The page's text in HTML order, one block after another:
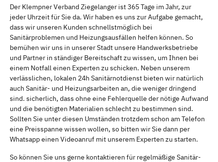
Der Klempner Verband Ziegelanger ist 365 Tage im Jahr, zur
jeder Uhrzeit für Sie da. Wir haben es uns zur Aufgabe gemacht,
dass wir unseren Kunden schnellstmöglich bei
Sanitärproblemen und Heizungsausfällen helfen können. So
bemühen wir uns in unserer Stadt unsere Handwerksbetriebe
und Partner in ständiger Bereitschaft zu wissen, um Ihnen bei
einem Notfall einen Experten zu schicken. Neben unserem
verlässlichen, lokalen 24h Sanitärnotdienst bieten wir natürlich
auch Sanitär- und Heizungsarbeiten an, die weniger dringend
sind. sicherlich, dass ohne eine Fehlerquelle der nötige Aufwand
und die benötigten Materialien schlecht zu bestimmen sind.
Sollten Sie unter diesen Umständen trotzdem schon am Telefon
eine Preisspanne wissen wollen, so bitten wir Sie dann per
Whatsapp einen Videoanruf mit unserem Experten zu starten.
So können Sie uns gerne kontaktieren für regelmäßige Sanitär-